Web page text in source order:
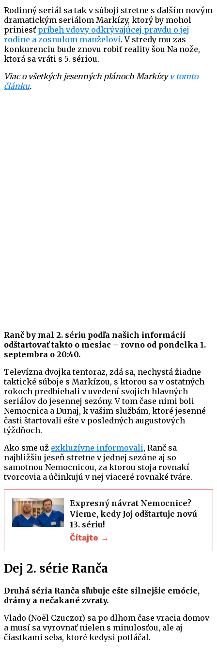
Rodinný seriál sa tak v súboji stretne s ďalším novým
dramatickým seriálom Markízy, ktorý by mohol
priniesť príbeh vdovy odkrývajúcej pravdu o jej
rodine a zosnulom manželovi. V stredy mu zas
konkurenciu bude znovu robiť reality šou Na nože,
ktorá sa vráti s 5. sériou.
Viac o všetkých jesenných plánoch Markízyv tomto
článku.
Ranč by mal 2. sériu podľa našich informácií
odštartovať takto o mesiac – rovno od pondelka 1.
septembra o 20:40.
Televízna dvojka tentoraz, zdá sa, nechystá žiadne
taktické súboje s Markízou, s ktorou sa v ostatných
rokoch predbiehali v uvedení svojich hlavných
seriálov do jesennej sezóny. V tom čase nimi boli
Nemocnica a Dunaj, k vašim službám, ktoré jesenné
časti štartovali ešte v posledných augustových
týždňoch.
Ako sme už exkluzívne informovali, Ranč sa
najbližšiu jeseň stretne v jednej sezóne aj so
samotnou Nemocnicou, za ktorou stoja rovnakí
tvorcovia a účinkujú v nej viaceré rovnaké tváre.
Expresný návrat Nemocnice?
Vieme, kedy Joj odštartuje novú
13. sériu!
Čítajte →
Dej 2. série Ranča
Druhá séria Ranča sľubuje ešte silnejšie emócie,
drámy a nečakané zvraty.
Vlado (Noël Czuczor) sa po dlhom čase vracia domov
a musí sa vyrovnať nielen s minulosťou, ale aj
čiastkami seba, ktoré kedysi potláčal.